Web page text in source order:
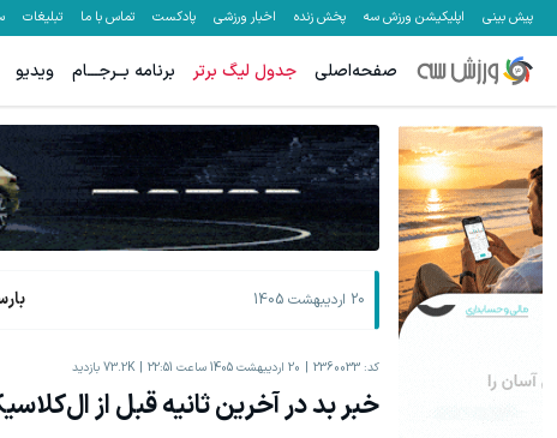
پیش بینی اپلیکیشن ورزش سه پخش زنده اخبار ورزشی پادکست تماس با ما تبلیغات
صفحه‌اصلی جدول لیگ برتر برنامه بــرجـــام ویدیو
20 اردیبهشت 1405
کد: 2360033 20 اردیبهشت 1405 ساعت 22:51 73.2K بازدید
خبر بد در آخرین ثانیه قبل از
معاملات فارکس اسپرد از صفر و تا ۵۰۰ دلار بونوس سرمایه